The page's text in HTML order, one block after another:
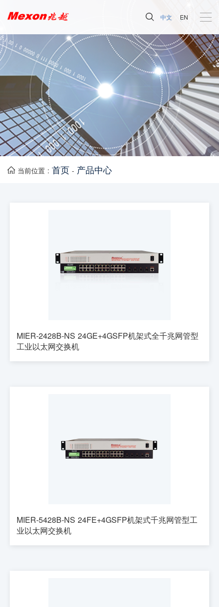
中文 EN
当前位置 : 首页 - 产品中心
MIER-2428B-NS 24GE+4GSFP机架式全千兆网管型
工业以太网交换机
MIER-5428B-NS 24FE+4GSFP机架式千兆网管型工
业以太网交换机